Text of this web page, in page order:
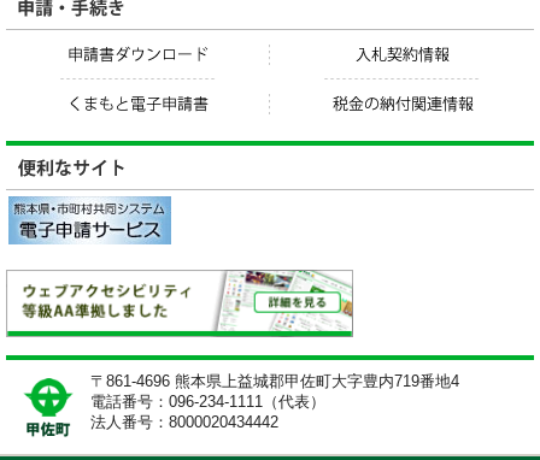
〒861-4696 熊本県上益城郡甲佐町大字豊内719番地4
電話番号：096-234-1111（代表）
法人番号：8000020434442